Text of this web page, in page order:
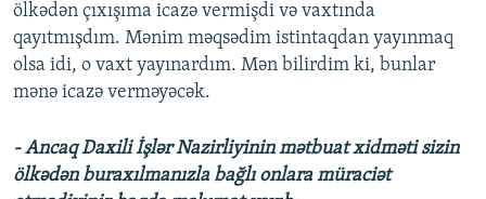
ölkədən çıxışıma icazə vermişdi və vaxtında
qayıtmışdım. Mənim məqsədim istintaqdan yayınmaq
olsa idi, o vaxt yayınardım. Mən bilirdim ki, bunlar
mənə icazə verməyəcək.
- Ancaq Daxili İşlər Nazirliyinin mətbuat xidməti sizin
ölkədən buraxılmanızla bağlı onlara müraciət